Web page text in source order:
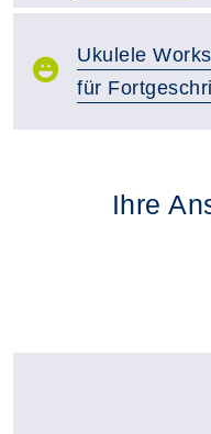
Ukulele
für
Ihre